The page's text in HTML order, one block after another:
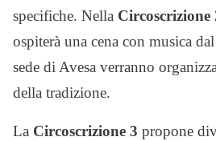
specifiche. Nella Circoscrizione
ospiterà una cena con musica
sede di Avesa verranno
della tradizione.
La Circoscrizione 3 propone